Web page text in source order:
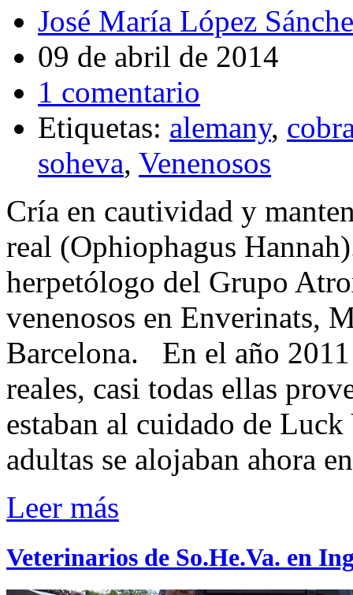
José María López
09 de abril de 2014
1 comentario
Etiquetas: alemany,
soheva, Venenosos
Cría en cautividad y
real (Ophiophagus
herpetólogo del Grupo
venenosos en Enverinats,
Barcelona. En el año
reales, casi todas ellas
estaban al cuidado de
adultas se alojaban ahora
Leer más
Veterinarios de So.He.Va. en